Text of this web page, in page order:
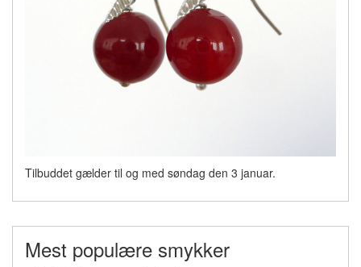
Tilbuddet gælder til og med søndag den 3 januar.
Mest populære smykker